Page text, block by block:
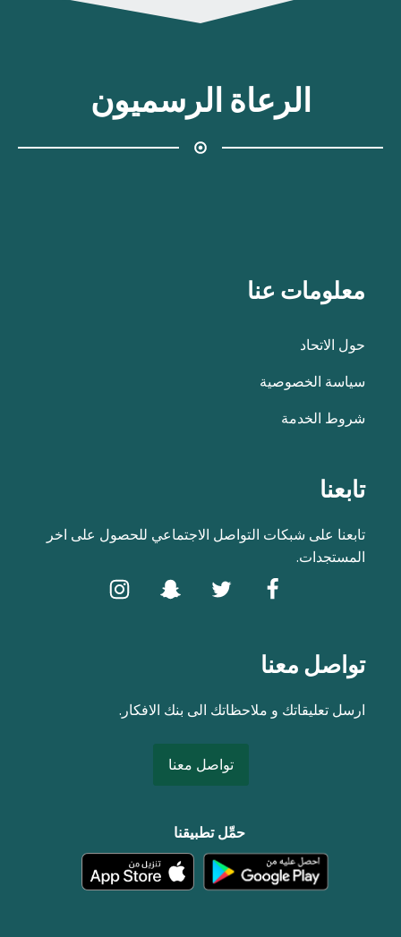
الرعاة الرسميون
معلومات عنا
حول الاتحاد
سياسة الخصوصية
شروط الخدمة
تابعنا
تابعنا على شبكات التواصل الاجتماعي للحصول على اخر
المستجدات.
تواصل معنا
ارسل تعليقاتك و ملاحظاتك الى بنك الافكار.
تواصل معنا
حمِّل تطبيقنا